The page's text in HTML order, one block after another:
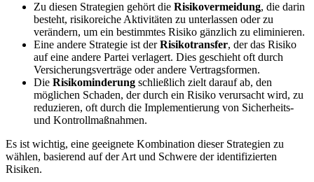
Zu diesen Strategien gehört die Risikovermeidung, die darin
besteht, risikoreiche Aktivitäten zu unterlassen oder zu
verändern, um ein bestimmtes Risiko gänzlich zu eliminieren.
Eine andere Strategie ist derRisikotransfer, der das Risiko
auf eine andere Partei verlagert. Dies geschieht oft durch
Versicherungsverträge oder andere Vertragsformen.
Die Risikominderung schließlich zielt darauf ab, den
möglichen Schaden, der durch ein Risiko verursacht wird, zu
reduzieren, oft durch die Implementierung von Sicherheits-
und Kontrollmaßnahmen.
Es ist wichtig, eine geeignete Kombination dieser Strategien zu
wählen, basierend auf der Art und Schwere der identifizierten
Risiken.